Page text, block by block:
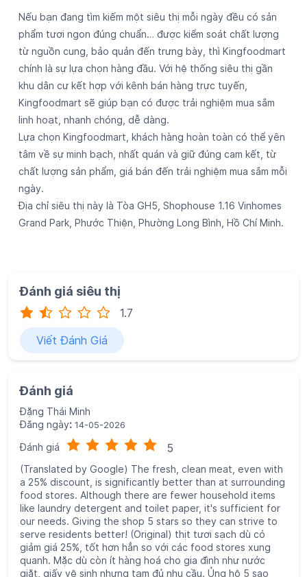
tâm về sự minh bạch, nhất quán và giữ đúng cam kết, từ
chất lượng sản phẩm, giá bán đến trải nghiệm mua sắm mỗi
ngày.
Địa chỉ siêu thị này là Tòa GH5, Shophouse 1.16 Vinhomes
Grand Park, Phước Thiện, Phường Long Bình, Hồ Chí Minh.
Đánh giá siêu thị
1.7
Viết Đánh Giá
Đăng ngày: 14-05-2026
Đánh giá
(Translated by Google) The fresh, clean meat, even with
a 25% discount, is significantly better than at surrounding
our needs. Giving the shop 5 stars so they can strive to
serve residents better! (Original) thịt tươi sạch dù có
giảm giá 25%, tốt hơn hẳn so với các food stores xung
quanh. Mặc dù còn ít hàng hoá cho gia đình như nước
giặt, giấy vệ sinh nhưng tạm đủ nhu cầu. Ủng hộ 5 sao
shop cố gắng phục vụ cư dân tốt hơn nhé
Viết Đánh Giá Xem Tất Cả
Khám phá thêm cùng chúng tôi